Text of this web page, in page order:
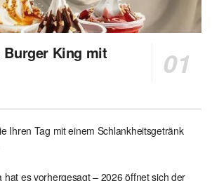
Burger King mit
Ihren Tag mit einem Schlankheitsgetränk
hat es vorhergesagt – 2026 öffnet sich der